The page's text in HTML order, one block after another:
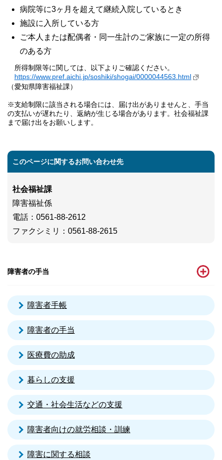
病院等に3ヶ月を超えて継続入院しているとき
施設に入所している方
ご本人または配偶者・同一生計のご家族に一定の所得
のある方
所得制限等に関しては、以下よりご確認ください。
https://www.pref.aichi.jp/soshiki/shogai/0000044563.html
（愛知県障害福祉課）
※支給制限に該当される場合には、届け出がありませんと、手当
の支払いが遅れたり、返納が生じる場合があります。社会福祉課
まで届け出をお願いします。
このページに関するお問い合わせ先
社会福祉課
障害福祉係
電話 ：0561-88-2612
ファクシミリ
：0561-88-2615
障害者の手当
障害者手帳
障害者の手当
医療費の助成
暮らしの支援
交通・社会生活などの支援
障害者向けの就労相談・訓練
障害に関する相談